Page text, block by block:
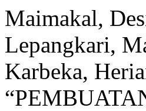
Maimakal,
Lepangkari,
Karbeka,